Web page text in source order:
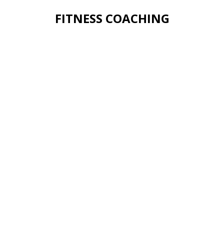
FITNESS COACHING